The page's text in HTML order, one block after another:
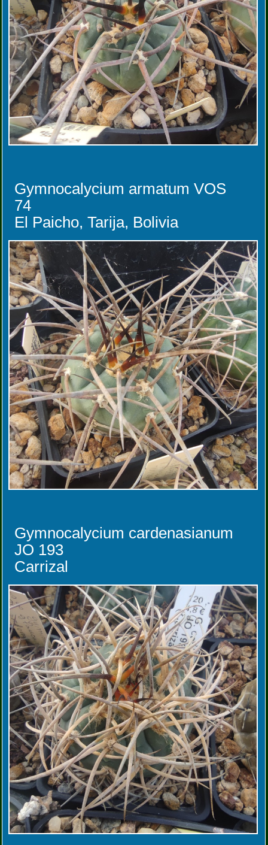
Gymnocalycium armatum VOS
74
El Paicho, Tarija, Bolivia
Gymnocalycium cardenasianum
JO 193
Carrizal